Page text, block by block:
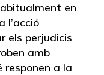
en
l’acció
els perjudicis
amb
responen a la